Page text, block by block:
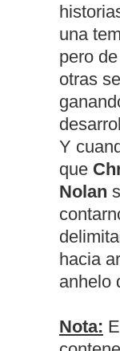
una
pero
otras
Y
que
Nolan
hacia
anhelo
Nota: